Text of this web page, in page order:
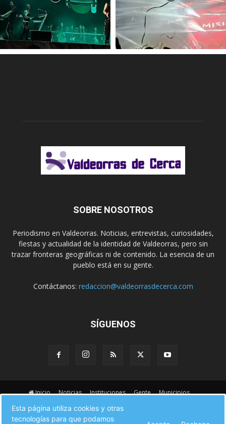
SOBRE NOSOTROS
Periodismo en Valdeorras. Noticias, entrevistas, curiosidades,
fiestas y actualidad de la identidad de Valdeorras, pero sin
trazar fronteras geográficas ni de contenido. La esencia de un
pueblo está en su gente.
Contáctanos: redaccion@valdeorrasdecerca.com
SÍGUENOS
Inicio Noticias Instituciones Gente
Municipios
Turismo en Valdeorras
CAMINO DE INVIERNO
Esta página utiliza cookies y otras
tecnologías para que podamos